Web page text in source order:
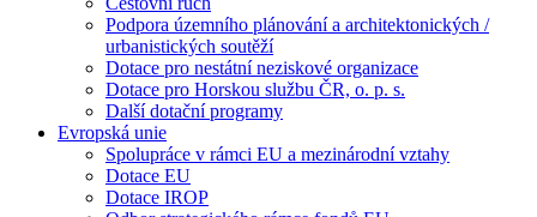
Podpora územního plánování a architektonických /
urbanistických soutěží
Dotace pro nestátní neziskové organizace
Dotace pro Horskou službu ČR, o. p. s.
Další dotační programy
Evropská unie
Spolupráce v rámci EU a mezinárodní vztahy
Dotace EU
Dotace IROP